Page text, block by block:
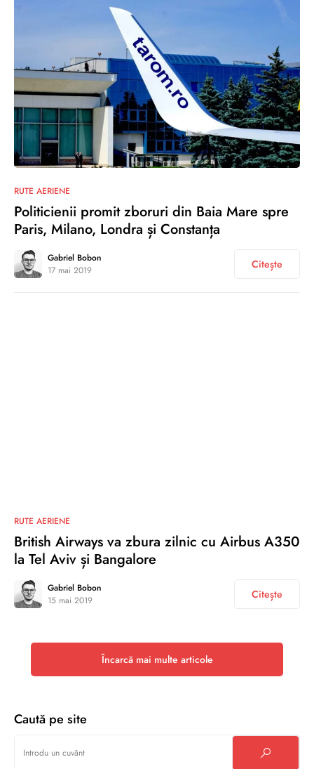
RUTE AERIENE
Politicienii promit zboruri din Baia Mare spre
Paris, Milano, Londra și Constanța
Gabriel Bobon
17 mai 2019
Citește
RUTE AERIENE
British Airways va zbura zilnic cu Airbus A350
la Tel Aviv și Bangalore
Gabriel Bobon
15 mai 2019
Citește
Încarcă mai multe articole
Caută pe site